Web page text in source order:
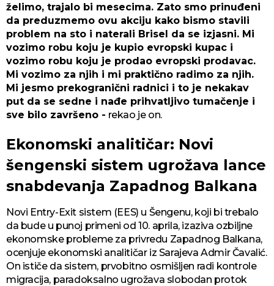
želimo, trajalo bi mesecima. Zato smo prinuđeni
da preduzmemo ovu akciju kako bismo stavili
problem na sto i naterali Brisel da se izjasni. Mi
vozimo robu koju je kupio evropski kupac i
vozimo robu koju je prodao evropski prodavac.
Mi vozimo za njih i mi praktično radimo za njih.
Mi jesmo prekogranični radnici i to je nekakav
put da se sedne i nađe prihvatljivo tumačenje i
sve bilo završeno - rekao je on.
Ekonomski analitičar: Novi
šengenski sistem ugrožava lance
snabdevanja Zapadnog Balkana
Novi Entry-Exit sistem (EES) u Šengenu, koji bi trebalo
da bude u punoj primeni od 10. aprila, izaziva ozbiljne
ekonomske probleme za privredu Zapadnog Balkana,
ocenjuje ekonomski analitičar iz Sarajeva Admir Čavalić.
On ističe da sistem, prvobitno osmišljen radi kontrole
migracija, paradoksalno ugrožava slobodan protok